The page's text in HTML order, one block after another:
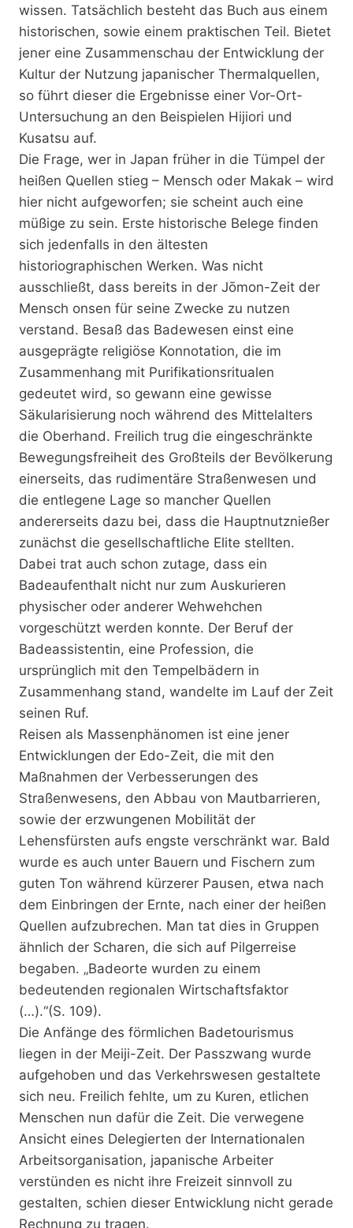
wissen. Tatsächlich besteht das Buch aus einem
historischen, sowie einem praktischen Teil. Bietet
jener eine Zusammenschau der Entwicklung der
Kultur der Nutzung japanischer Thermalquellen,
so führt dieser die Ergebnisse einer Vor-Ort-
Untersuchung an den Beispielen Hijiori und
Kusatsu auf.
Die Frage, wer in Japan früher in die Tümpel der
heißen Quellen stieg – Mensch oder Makak – wird
hier nicht aufgeworfen; sie scheint auch eine
müßige zu sein. Erste historische Belege finden
sich jedenfalls in den ältesten
historiographischen Werken. Was nicht
ausschließt, dass bereits in der Jōmon-Zeit der
Mensch onsen für seine Zwecke zu nutzen
verstand. Besaß das Badewesen einst eine
ausgeprägte religiöse Konnotation, die im
Zusammenhang mit Purifikationsritualen
gedeutet wird, so gewann eine gewisse
Säkularisierung noch während des Mittelalters
die Oberhand. Freilich trug die eingeschränkte
Bewegungsfreiheit des Großteils der Bevölkerung
einerseits, das rudimentäre Straßenwesen und
die entlegene Lage so mancher Quellen
andererseits dazu bei, dass die Hauptnutznießer
zunächst die gesellschaftliche Elite stellten.
Dabei trat auch schon zutage, dass ein
Badeaufenthalt nicht nur zum Auskurieren
physischer oder anderer Wehwehchen
vorgeschützt werden konnte. Der Beruf der
Badeassistentin, eine Profession, die
ursprünglich mit den Tempelbädern in
Zusammenhang stand, wandelte im Lauf der Zeit
seinen Ruf.
Reisen als Massenphänomen ist eine jener
Entwicklungen der Edo-Zeit, die mit den
Maßnahmen der Verbesserungen des
Straßenwesens, den Abbau von Mautbarrieren,
sowie der erzwungenen Mobilität der
Lehensfürsten aufs engste verschränkt war. Bald
wurde es auch unter Bauern und Fischern zum
guten Ton während kürzerer Pausen, etwa nach
dem Einbringen der Ernte, nach einer der heißen
Quellen aufzubrechen. Man tat dies in Gruppen
ähnlich der Scharen, die sich auf Pilgerreise
begaben. „Badeorte wurden zu einem
bedeutenden regionalen Wirtschaftsfaktor
(…).“(S. 109).
Die Anfänge des förmlichen Badetourismus
liegen in der Meiji-Zeit. Der Passzwang wurde
aufgehoben und das Verkehrswesen gestaltete
sich neu. Freilich fehlte, um zu Kuren, etlichen
Menschen nun dafür die Zeit. Die verwegene
Ansicht eines Delegierten der Internationalen
Arbeitsorganisation, japanische Arbeiter
verstünden es nicht ihre Freizeit sinnvoll zu
gestalten, schien dieser Entwicklung nicht gerade
Rechnung zu tragen.